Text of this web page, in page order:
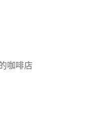
咖啡店